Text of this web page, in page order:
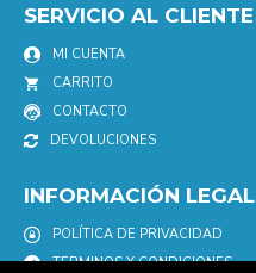
SERVICIO AL CLIENTE
MI CUENTA
CARRITO
CONTACTO
DEVOLUCIONES
INFORMACIÓN LEGAL
POLÍTICA DE PRIVACIDAD
TERMINOS Y CONDICIONES